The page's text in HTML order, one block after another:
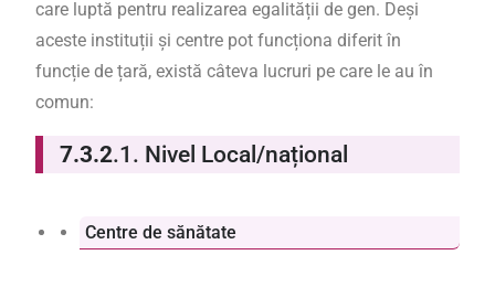
care luptă pentru realizarea egalității de gen. Deși
aceste instituții și centre pot funcționa diferit în
funcție de țară, există câteva lucruri pe care le au în
comun:
7.3.2.1. Nivel Local/național
Centre de sănătate